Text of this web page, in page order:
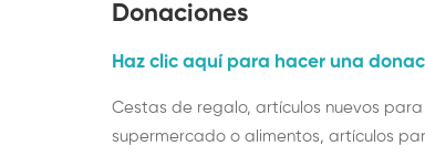
Donaciones
Haz clic aquí para hacer una
Cestas de regalo, artículos nuevos
supermercado o alimentos, artículos